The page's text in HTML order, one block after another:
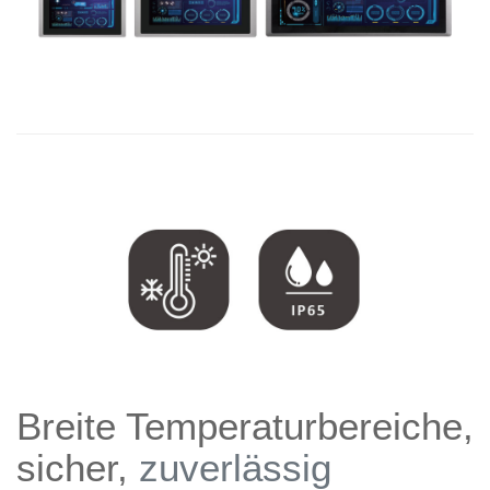
Breite Temperaturbereiche,
sicher, zuverlässig